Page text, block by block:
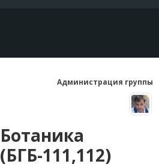
Администрация группы
Ботаника
(БГБ-111,112)